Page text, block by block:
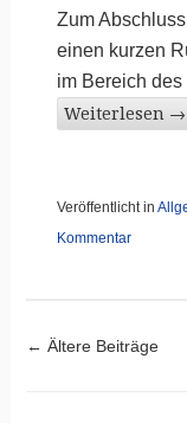
Zum
einen kurzen
im Bereich
Weiterlesen →
Veröffentlicht in
Kommentar
← Ältere Beiträge